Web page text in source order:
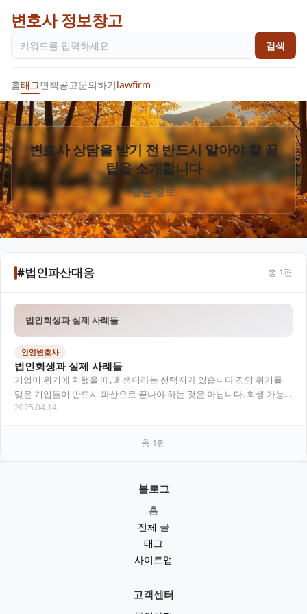
변호사 정보창고
검색
홈태그면책공고문의하기lawfirm
변호사 상담을 받기 전 반드시 알아야 할 꿀
팁을 소개합니다
법률 정보
#법인파산대응 총 1편
법인회생과 실제 사례들
안양변호사
법인회생과 실제 사례들
기업이 위기에 처했을 때, 회생이라는 선택지가 있습니다 경영 위기를
맞은 기업들이 반드시 파산으로 끝나야 하는 것은 아닙니다. 회생 가능
성이 있는 법인이라면 ‘법인회생’ 절차를 통…
2025.04.14
총 1편
블로그
홈
전체 글
태그
사이트맵
고객센터